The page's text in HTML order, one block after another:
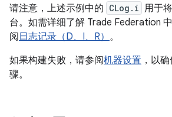
请注意，上述示例中的 CLog.i 用于
台。如需详细了解 Trade Federation
阅 日志记录（D、I、R） 。
如果构建失败，请参阅机器设置 ，以
骤。